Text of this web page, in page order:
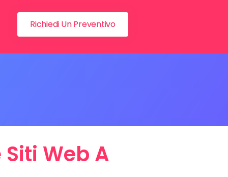
Richiedi Un Preventivo
Web A